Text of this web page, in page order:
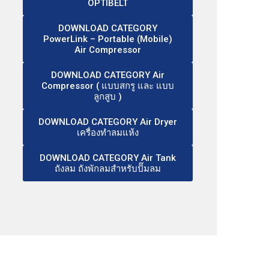
OPTIBELT
DOWNLOAD CATEGORY
PowerLink – Portable (Mobile)
Air Compressor
DOWNLOAD CATEGORY Air
Compressor ( แบบสกรู และ แบบ
ลูกสูบ )
DOWNLOAD CATEGORY Air Dryer
เครื่องทำลมแห้ง
DOWNLOAD CATEGORY Air Tank
ถังลม ถังพักลมสำหรับปั๊มลม